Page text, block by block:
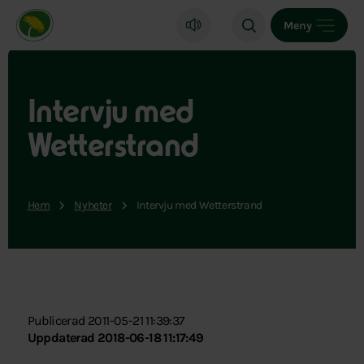
Miljöpartiet de gröna, startsida
Meny
Intervju med
Wetterstrand
Hem Nyheter Intervju med Wetterstrand
Publicerad 2011-05-21 11:39:37
Uppdaterad 2018-06-18 11:17:49